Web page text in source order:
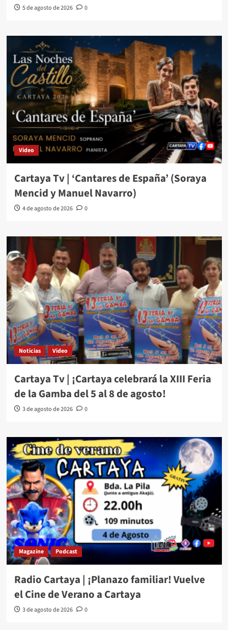
5 de agosto de 2026 0
Video
Cartaya Tv | ‘Cantares de España’ (Soraya
Mencid y Manuel Navarro)
4 de agosto de 2026 0
Noticias Video
Cartaya Tv | ¡Cartaya celebrará la XIII Feria
de la Gamba del 5 al 8 de agosto!
3 de agosto de 2026 0
Magazine Podcast
Radio Cartaya | ¡Planazo familiar! Vuelve
el Cine de Verano a Cartaya
3 de agosto de 2026 0